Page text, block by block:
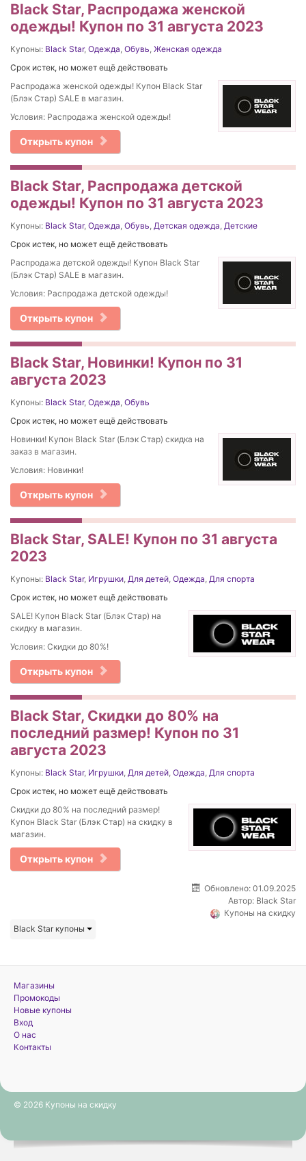
Black Star, Распродажа женской
одежды! Купон по 31 августа 2023
Купоны: Black Star, Одежда, Обувь, Женская одежда
Срок истек, но может ещё действовать
Распродажа женской одежды! Купон Black Star
(Блэк Стар) SALE в магазин.
Условия: Распродажа женской одежды!
Открыть купон
Black Star, Распродажа детской
одежды! Купон по 31 августа 2023
Купоны: Black Star, Одежда, Обувь, Детская одежда, Детские
Срок истек, но может ещё действовать
Распродажа детской одежды! Купон Black Star
(Блэк Стар) SALE в магазин.
Условия: Распродажа детской одежды!
Открыть купон
Black Star, Новинки! Купон по 31
августа 2023
Купоны: Black Star, Одежда, Обувь
Срок истек, но может ещё действовать
Новинки! Купон Black Star (Блэк Стар) скидка на
заказ в магазин.
Условия: Новинки!
Открыть купон
Black Star, SALE! Купон по 31 августа
2023
Купоны: Black Star, Игрушки, Для детей, Одежда, Для спорта
Срок истек, но может ещё действовать
SALE! Купон Black Star (Блэк Стар) на
скидку в магазин.
Условия: Скидки до 80%!
Открыть купон
Black Star, Скидки до 80% на
последний размер! Купон по 31
августа 2023
Купоны: Black Star, Игрушки, Для детей, Одежда, Для спорта
Срок истек, но может ещё действовать
Скидки до 80% на последний размер!
Купон Black Star (Блэк Стар) на скидку в
магазин.
Открыть купон
Обновлено: 01.09.2025
Автор: Black Star
Купоны на скидку
Black Star купоны
Магазины
Промокоды
Новые купоны
Вход
О нас
Контакты
© 2026 Купоны на скидку